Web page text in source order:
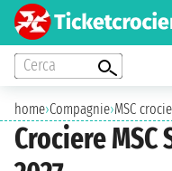
Cerca
home›Compagnie›MSC
Crociere